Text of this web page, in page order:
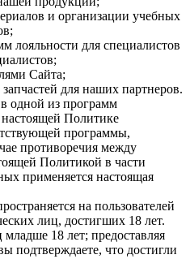
и организации учебных
лояльности для специалистов
Сайта;
запчастей для наших партнеров.
одной из программ
Политике
программы,
противоречия между
Политикой в части
применяется настоящая
на пользователей
лиц, достигших 18 лет.
18 лет; предоставляя
подтверждаете, что достигли